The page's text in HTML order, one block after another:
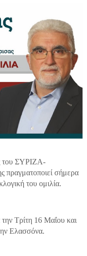
του ΣΥΡΙΖΑ-
πραγματοποιεί σήμερα
του ομιλία.
Τρίτη 16 Μαΐου και
Ελασσόνα.